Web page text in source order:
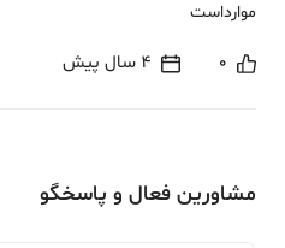
موارداست
0 4 سال پیش
مشاورین فعال و پاسخگو